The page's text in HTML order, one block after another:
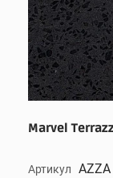
Marvel
Артикул AZZA